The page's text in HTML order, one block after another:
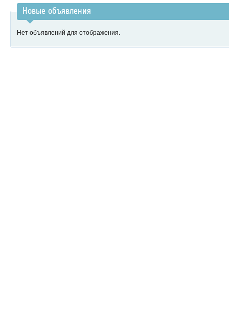
Новые объявления
Нет объявлений для отображения.